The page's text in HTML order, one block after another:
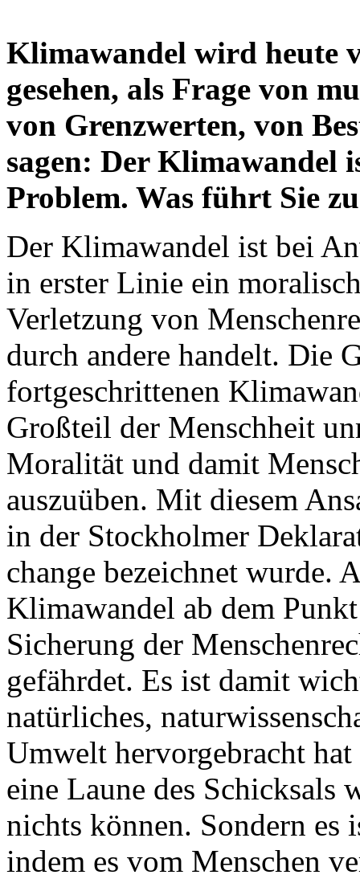
Klimawandel wird heute
gesehen, als Frage von
von Grenzwerten, von
sagen: Der Klimawandel
Problem. Was führt Sie
Der Klimawandel ist bei
in erster Linie ein
Verletzung von
durch andere handelt. Die
fortgeschrittenen
Großteil der Menschheit
Moralität und damit
auszuüben. Mit diesem
in der Stockholmer
change bezeichnet wurde.
Klimawandel ab dem
Sicherung der
gefährdet. Es ist damit
natürliches,
Umwelt hervorgebracht
eine Laune des
nichts können. Sondern es
indem es vom Menschen